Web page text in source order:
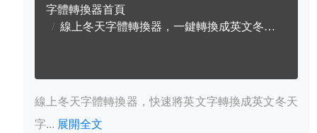
字體轉換器首頁
線上冬天字體轉換器，一鍵轉換成英文冬天字體
線上冬天字體轉換器，快速將英文字轉換成英文冬天
字... 展開全文